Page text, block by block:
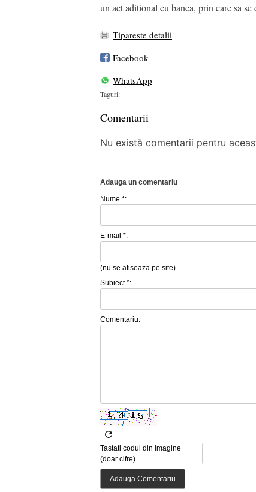
un act aditional cu banca, prin care sa
Tipareste detalii
Facebook
WhatsApp
Taguri:
Comentarii
Nu există comentarii pentru
Adauga un comentariu
Nume *:
E-mail *:
(nu se afiseaza pe site)
Subiect *:
Comentariu:
Tastati codul din imagine
(doar cifre)